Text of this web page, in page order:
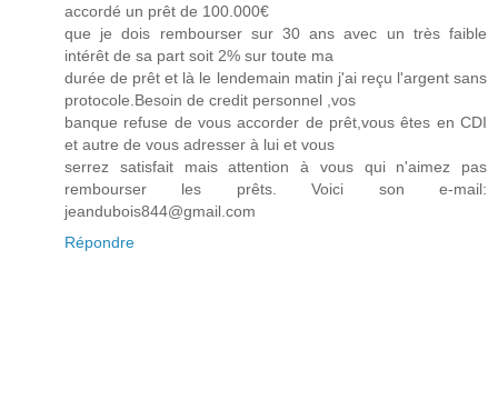
accordé un prêt de 100.000€
que je dois rembourser sur 30 ans avec un très faible
intérêt de sa part soit 2% sur toute ma
durée de prêt et là le lendemain matin j'ai reçu l'argent sans
protocole.Besoin de credit personnel ,vos
banque refuse de vous accorder de prêt,vous êtes en CDI
et autre de vous adresser à lui et vous
serrez satisfait mais attention à vous qui n'aimez pas
rembourser les prêts. Voici son e-mail:
jeandubois844@gmail.com
Répondre